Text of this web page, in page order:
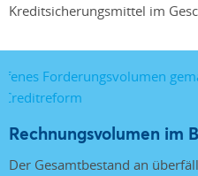
Kreditsicherungsmittel im
Rechnungsvolumen im
Der Gesamtbestand an